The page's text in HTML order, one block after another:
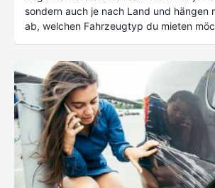
sondern auch je nach Land und hängen
ab, welchen Fahrzeugtyp du mieten